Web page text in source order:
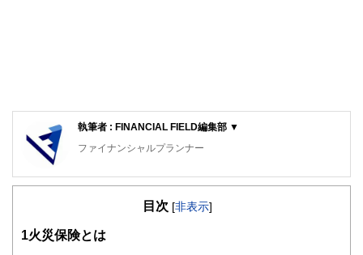
執筆者 : FINANCIAL FIELD編集部 ▼
ファイナンシャルプランナー
FinancialField編集部は、金融、経済に関する記事を、日々
知識がない方でも理解できるようわかりやすく発信していま
目次 [非表示]
1 火災保険とは